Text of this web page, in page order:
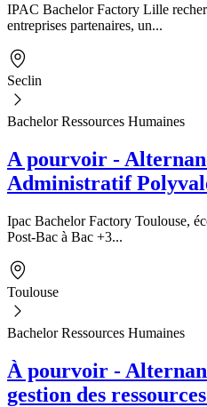
IPAC Bachelor Factory Lille
entreprises partenaires, un...
Seclin
Bachelor Ressources Humaines
A pourvoir -
Administratif
Ipac Bachelor Factory Toulouse,
Post-Bac à Bac +3...
Toulouse
Bachelor Ressources Humaines
À pourvoir -
gestion des